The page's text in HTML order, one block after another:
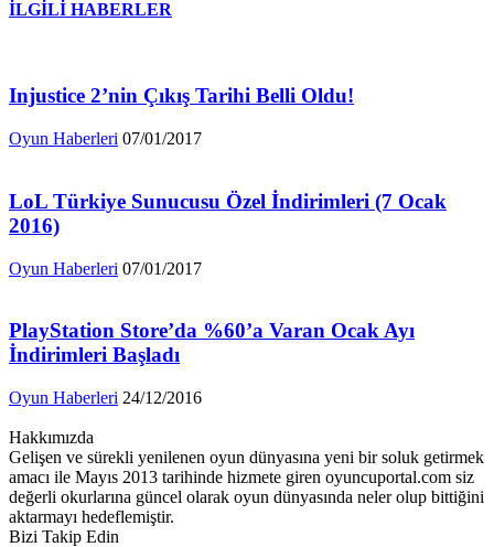
İLGİLİ HABERLER
Injustice 2’nin Çıkış Tarihi Belli Oldu!
Oyun Haberleri 07/01/2017
LoL Türkiye Sunucusu Özel İndirimleri (7 Ocak
2016)
Oyun Haberleri 07/01/2017
PlayStation Store’da %60’a Varan Ocak Ayı
İndirimleri Başladı
Oyun Haberleri 24/12/2016
Hakkımızda
Gelişen ve sürekli yenilenen oyun dünyasına yeni bir soluk getirmek
amacı ile Mayıs 2013 tarihinde hizmete giren oyuncuportal.com siz
değerli okurlarına güncel olarak oyun dünyasında neler olup bittiğini
aktarmayı hedeflemiştir.
Bizi Takip Edin